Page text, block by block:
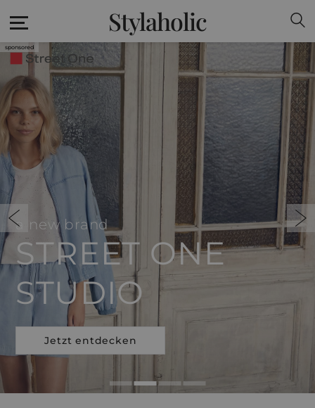
Stylaholic
a new brand
STREET ONE
STUDIO
Jetzt entdecken